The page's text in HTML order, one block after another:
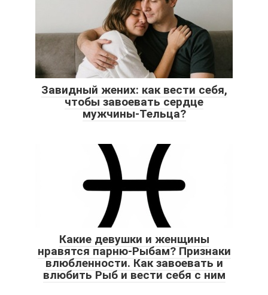
Завидный жених: как вести себя,
чтобы завоевать сердце
мужчины-Тельца?
Какие девушки и женщины
нравятся парню-Рыбам? Признаки
влюбленности. Как завоевать и
влюбить Рыб и вести себя с ним